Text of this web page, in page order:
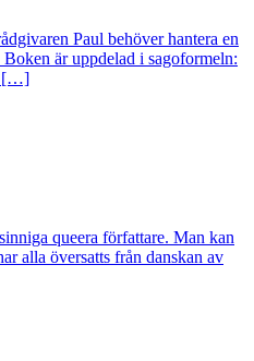
Paul behöver hantera en
är uppdelad i sagoformeln:
[…]
queera författare. Man kan
alla översatts från danskan av